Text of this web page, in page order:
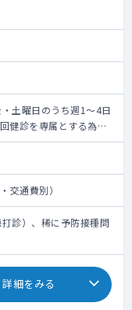
土曜日のうち週1～4日
診を専属とする為、
により都度変更あり
交通費別）
診）、稀に予防接種問
詳細をみる